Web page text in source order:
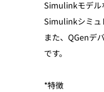
Simulinkモデル
Simulinkシミュ
また、QGenデ
です。
*特徴